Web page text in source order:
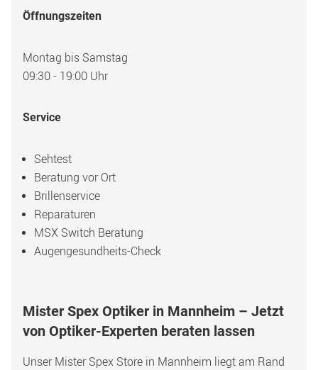
Öffnungszeiten
Montag bis Samstag
09:30 - 19:00 Uhr
Service
Sehtest
Beratung vor Ort
Brillenservice
Reparaturen
MSX Switch Beratung
Augengesundheits-Check
Mister Spex Optiker in Mannheim – Jetzt
von Optiker-Experten beraten lassen
Unser Mister Spex Store in Mannheim liegt am Rand